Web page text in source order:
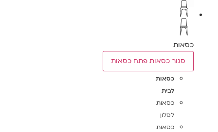
כסאות
סגור כסאות פתח כסאות
כסאות
לבית
כסאות
לסלון
כסאות